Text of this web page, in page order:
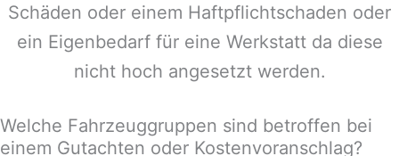
Schäden oder einem Haftpflichtschaden oder
ein Eigenbedarf für eine Werkstatt da diese
nicht hoch angesetzt werden.
Welche Fahrzeuggruppen sind betroffen bei
einem Gutachten oder Kostenvoranschlag?